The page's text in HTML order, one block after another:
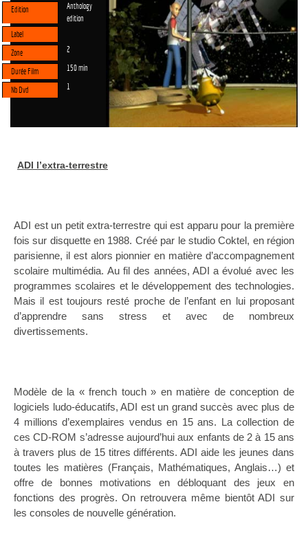
Edition
Anthology
edition
Label
Zone
2
Durée Film 150 min
Nb Dvd 1
ADI l’extra-terrestre
ADI est un petit extra-terrestre qui est apparu pour la première
fois sur disquette en 1988. Créé par le studio Coktel, en région
parisienne, il est alors pionnier en matière d’accompagnement
scolaire multimédia. Au fil des années, ADI a évolué avec les
programmes scolaires et le développement des technologies.
Mais il est toujours resté proche de l’enfant en lui proposant
d’apprendre sans stress et avec de nombreux
divertissements.
Modèle de la « french touch » en matière de conception de
logiciels ludo-éducatifs, ADI est un grand succès avec plus de
4 millions d’exemplaires vendus en 15 ans. La collection de
ces CD-ROM s’adresse aujourd’hui aux enfants de 2 à 15 ans
à travers plus de 15 titres différents. ADI aide les jeunes dans
toutes les matières (Français, Mathématiques, Anglais…) et
offre de bonnes motivations en débloquant des jeux en
fonctions des progrès. On retrouvera même bientôt ADI sur
les consoles de nouvelle génération.